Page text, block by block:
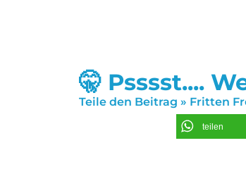
🤫 Psssst....
Teile den Beitrag » Fritten
teilen